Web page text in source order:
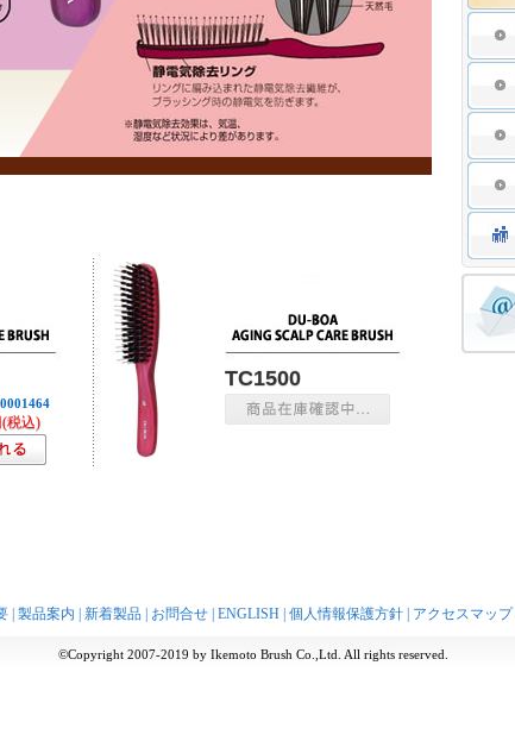
(税込)
TC1500
製品案内 新着製品 お問合せ ENGLISH 個人情報保護方針 アクセスマップ|
©Copyright 2007-2019 by Ikemoto Brush Co.,Ltd. All rights reserved.